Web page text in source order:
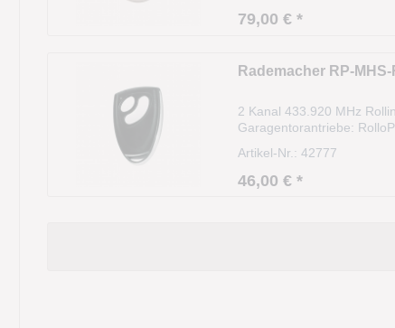
79,00 € *
Rademacher RP-
2 Kanal 433.920 MHz
Garagentorantriebe:
Artikel-Nr.: 42777
46,00 € *